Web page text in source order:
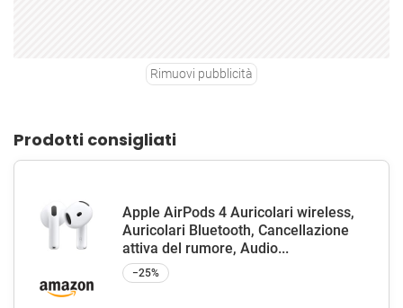
Rimuovi pubblicità
Prodotti consigliati
Apple AirPods 4 Auricolari wireless,
Auricolari Bluetooth, Cancellazione
attiva del rumore, Audio...
−25%